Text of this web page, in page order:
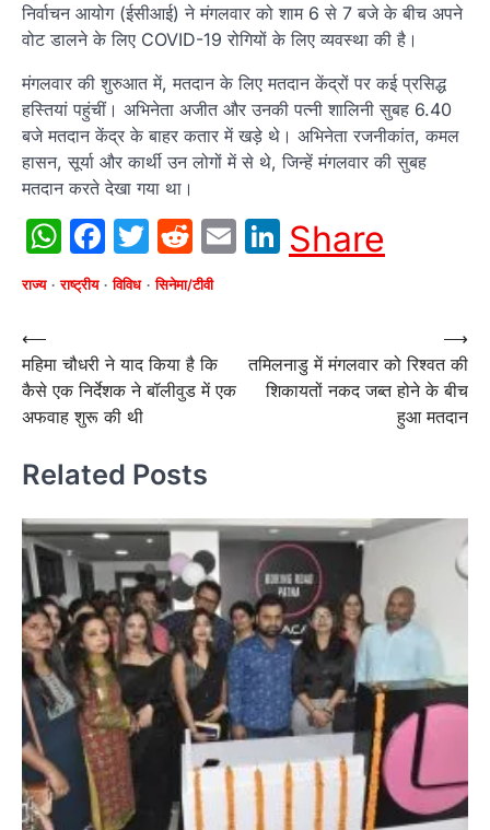
निर्वाचन आयोग (ईसीआई) ने मंगलवार को शाम 6 से 7 बजे के बीच अपने
वोट डालने के लिए COVID-19 रोगियों के लिए व्यवस्था की है।
मंगलवार की शुरुआत में, मतदान के लिए मतदान केंद्रों पर कई प्रसिद्ध
हस्तियां पहुंचीं। अभिनेता अजीत और उनकी पत्नी शालिनी सुबह 6.40
बजे मतदान केंद्र के बाहर कतार में खड़े थे। अभिनेता रजनीकांत, कमल
हासन, सूर्या और कार्थी उन लोगों में से थे, जिन्हें मंगलवार की सुबह
मतदान करते देखा गया था।
WhatsApp
Facebook
Twitter
Reddit
EmailLinkedIn
Share
राज्य राष्ट्रीय विविध सिनेमा/टीवी
Post
navigation
⟵
महिमा चौधरी ने याद किया है कि
कैसे एक निर्देशक ने बॉलीवुड में एक
अफवाह शुरू की थी
तमिलनाडु में मंगलवार को रिश्वत की
शिकायतों नकद जब्त होने के बीच
हुआ मतदान
⟶
Related Posts